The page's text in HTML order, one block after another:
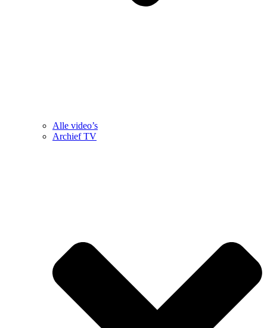
Alle video’s
Archief TV